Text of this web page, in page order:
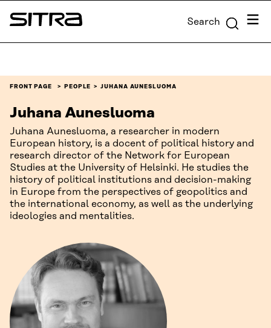
Skip to
content
Sitra Search Menu
FRONT PAGE PEOPLE JUHANA AUNESLUOMA
Juhana Aunesluoma
Juhana Aunesluoma, a researcher in modern
European history, is a docent of political history and
research director of the Network for European
Studies at the University of Helsinki. He studies the
history of political institutions and decision-making
in Europe from the perspectives of geopolitics and
the international economy, as well as the underlying
ideologies and mentalities.